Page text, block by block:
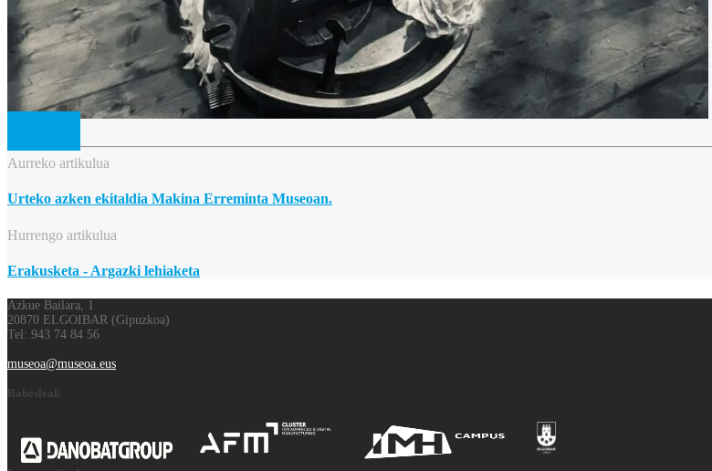
Aurreko artikulua
Urteko azken ekitaldia Makina Erreminta Museoan.
Hurrengo artikulua
Erakusketa - Argazki lehiaketa
Azkue Bailara, 1
20870 ELGOIBAR (Gipuzkoa)
Tel: 943 74 84 56
museoa@museoa.eus
Babesleak